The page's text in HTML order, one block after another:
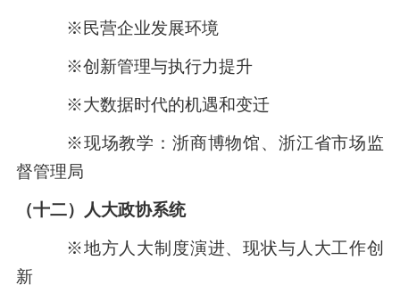
※民营企业发展环境
※创新管理与执行力提升
※大数据时代的机遇和变迁
※现场教学：浙商博物馆、浙江省市场监
督管理局
（十二）人大政协系统
※地方人大制度演进、现状与人大工作创
新